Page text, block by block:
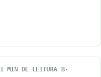
1 MIN DE LEITURA